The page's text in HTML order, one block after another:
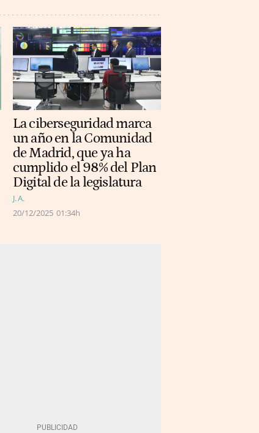
La ciberseguridad marca
un año en la Comunidad
de Madrid, que ya ha
cumplido el 98% del Plan
Digital de la legislatura
J. A.
20/12/2025 01:34h